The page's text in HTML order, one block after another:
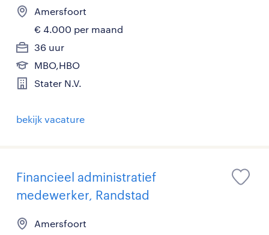
Amersfoort
€ 4.000 per maand
36 uur
MBO,HBO
Stater N.V.
bekijk vacature
Financieel administratief
medewerker, Randstad
Amersfoort